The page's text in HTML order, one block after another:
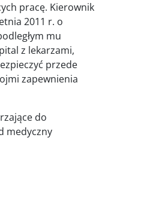
pracę. Kierownik
2011 r. o
mu
z lekarzami,
przede
zapewnienia
do
medyczny